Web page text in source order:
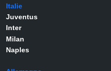
Italie
Juventus
Inter
Milan
Naples